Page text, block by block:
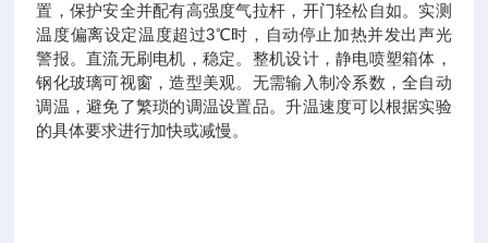
置，保护安全并配有高强度气拉杆，开门轻松自如。实测
温度偏离设定温度超过3℃时，自动停止加热并发出声光
警报。直流无刷电机，稳定。整机设计，静电喷塑箱体，
钢化玻璃可视窗，造型美观。无需输入制冷系数，全自动
调温，避免了繁琐的调温设置品。升温速度可以根据实验
的具体要求进行加快或减慢。